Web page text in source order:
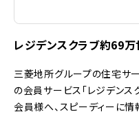
レジデンスクラブ約69
三菱地所グループの住宅サ
の会員サービス「レジデンス
会員様へ、スピーディーに情